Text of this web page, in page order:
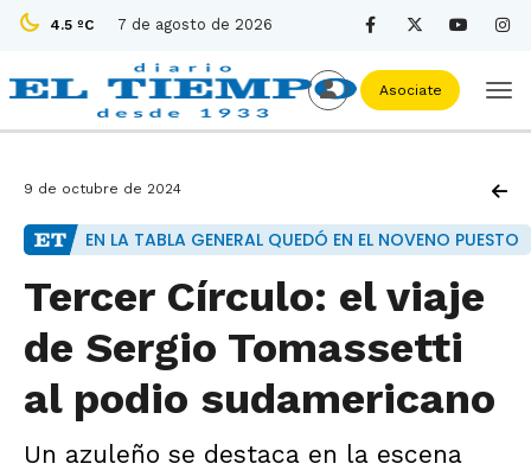
4.5 ºC 7 de agosto de 2026
Asociate
9 de octubre de 2024
EN LA TABLA GENERAL QUEDÓ EN EL NOVENO PUESTO
Tercer Círculo: el viaje
de Sergio Tomassetti
al podio sudamericano
Un azuleño se destaca en la escena